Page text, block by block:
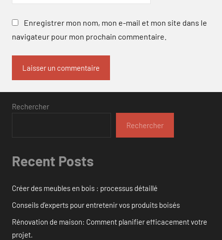
Enregistrer mon nom, mon e-mail et mon site dans le
navigateur pour mon prochain commentaire.
Rechercher
Rechercher
Recent Posts
Créer des meubles en bois : processus détaillé
Conseils d’experts pour entretenir vos produits boisés
Rénovation de maison: Comment planifier efficacement votre
projet.